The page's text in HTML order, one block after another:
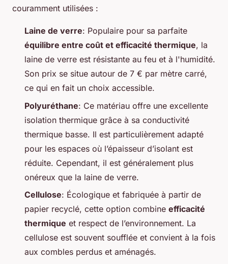
couramment utilisées :
Laine de verre: Populaire pour sa parfaite
équilibre entre coût et efficacité thermique, la
laine de verre est résistante au feu et à l'humidité.
Son prix se situe autour de 7 € par mètre carré,
ce qui en fait un choix accessible.
Polyuréthane: Ce matériau offre une excellente
isolation thermique grâce à sa conductivité
thermique basse. Il est particulièrement adapté
pour les espaces où l’épaisseur d’isolant est
réduite. Cependant, il est généralement plus
onéreux que la laine de verre.
Cellulose: Écologique et fabriquée à partir de
papier recyclé, cette option combine efficacité
thermique et respect de l’environnement. La
cellulose est souvent soufflée et convient à la fois
aux combles perdus et aménagés.